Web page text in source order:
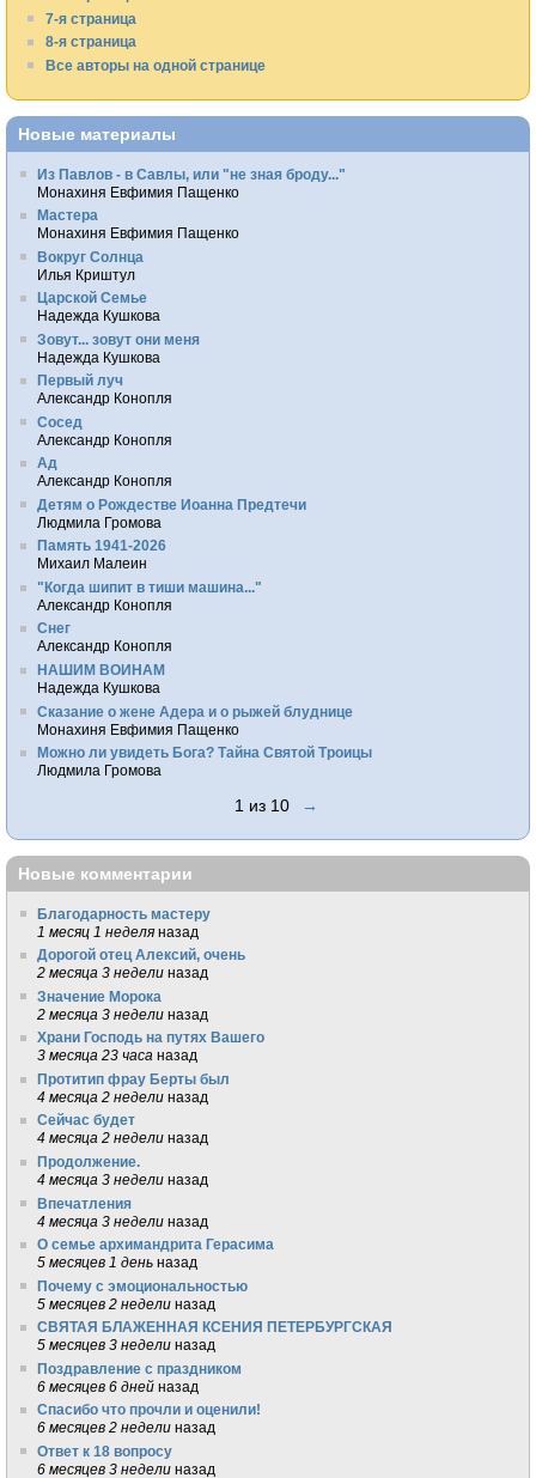
7-я страница
8-я страница
Все авторы на одной странице
Новые материалы
Из Павлов - в Савлы, или "не зная броду..."
Монахиня Евфимия Пащенко
Мастера
Монахиня Евфимия Пащенко
Вокруг Солнца
Илья Криштул
Царской Семье
Надежда Кушкова
Зовут... зовут они меня
Надежда Кушкова
Первый луч
Александр Конопля
Сосед
Александр Конопля
Ад
Александр Конопля
Детям о Рождестве Иоанна Предтечи
Людмила Громова
Память 1941-2026
Михаил Малеин
"Когда шипит в тиши машина..."
Александр Конопля
Снег
Александр Конопля
НАШИМ ВОИНАМ
Надежда Кушкова
Сказание о жене Адера и о рыжей блуднице
Монахиня Евфимия Пащенко
Можно ли увидеть Бога? Тайна Святой Троицы
Людмила Громова
1 из 10 →
Новые комментарии
Благодарность мастеру
1 месяц 1 неделя назад
Дорогой отец Алексий, очень
2 месяца 3 недели назад
Значение Морока
2 месяца 3 недели назад
Храни Господь на путях Вашего
3 месяца 23 часа назад
Протитип фрау Берты был
4 месяца 2 недели назад
Сейчас будет
4 месяца 2 недели назад
Продолжение.
4 месяца 3 недели назад
Впечатления
4 месяца 3 недели назад
О семье архимандрита Герасима
5 месяцев 1 день назад
Почему с эмоциональностью
5 месяцев 2 недели назад
СВЯТАЯ БЛАЖЕННАЯ КСЕНИЯ ПЕТЕРБУРГСКАЯ
5 месяцев 3 недели назад
Поздравление с праздником
6 месяцев 6 дней назад
Спасибо что прочли и оценили!
6 месяцев 2 недели назад
Ответ к 18 вопросу
6 месяцев 3 недели назад